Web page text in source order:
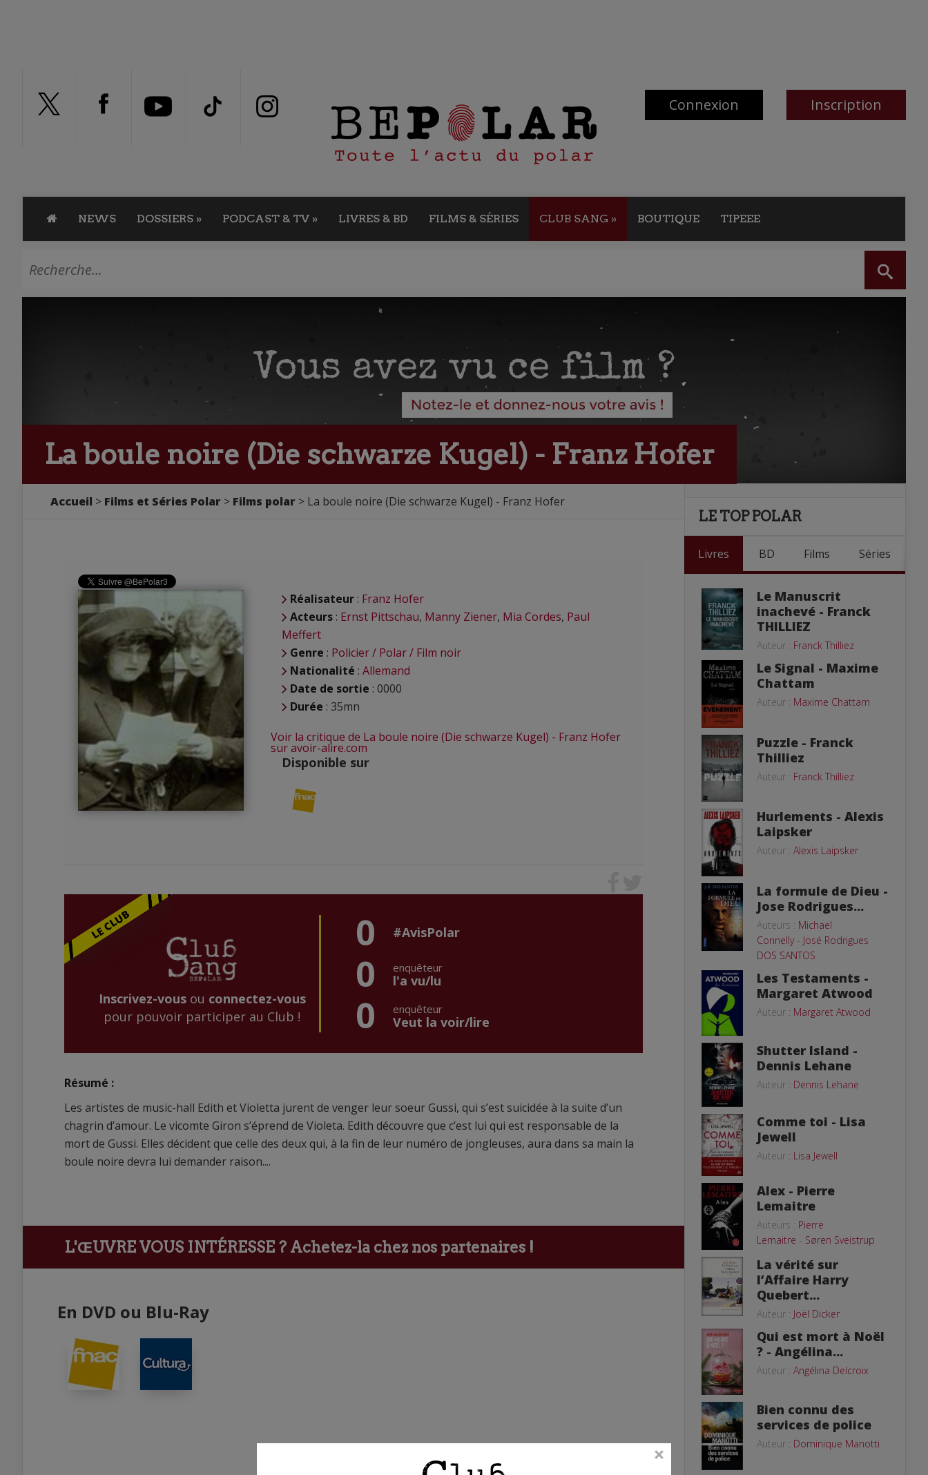
Connexion Inscription
NEWS DOSSIERS » PODCAST & TV » LIVRES & BD FILMS & SÉRIES CLUB SANG » BOUTIQUE TIPEEE
La boule noire (Die schwarze Kugel) - Franz Hofer
Accueil Films et Séries Polar Films polar La boule noire (Die schwarze Kugel) - Franz Hofer
Réalisateur : Franz Hofer
Acteurs : Ernst Pittschau, Manny Ziener, Mia Cordes, Paul
Meffert
Genre : Policier / Polar / Film noir
Nationalité : Allemand
Date de sortie : 0000
Durée : 35mn
Voir la critique de La boule noire (Die schwarze Kugel) - Franz Hofer
sur avoir-alire.com
Disponible sur
Inscrivez-vousou connectez-vous
pour pouvoir participer au Club !
0 #AvisPolar
0 enquêteur
l'a vu/lu
0 enquêteur
Veut la voir/lire
Résumé :
Les artistes de music-hall Edith et Violetta jurent de venger leur soeur Gussi, qui s’est suicidée à la suite d’un
chagrin d’amour. Le vicomte Giron s’éprend de Violeta. Edith découvre que c’est lui qui est responsable de la
mort de Gussi. Elles décident que celle des deux qui, à la fin de leur numéro de jongleuses, aura dans sa main la
boule noire devra lui demander raison....
L'ŒUVRE VOUS INTÉRESSE ? Achetez-la chez nos partenaires !
En DVD ou Blu-Ray
LE TOP POLAR
Livres BD Films Séries
Le Manuscrit
inachevé - Franck
THILLIEZ
Auteur : Franck Thilliez
Le Signal - Maxime
Chattam
Auteur : Maxime Chattam
Puzzle - Franck
Thilliez
Auteur : Franck Thilliez
Hurlements - Alexis
Laipsker
Auteur : Alexis Laipsker
La formule de Dieu -
Jose Rodrigues...
Auteurs : Michael
Connelly- José Rodrigues
DOS SANTOS
Les Testaments -
Margaret Atwood
Auteur : Margaret Atwood
Shutter Island -
Dennis Lehane
Auteur : Dennis Lehane
Comme toi - Lisa
Jewell
Auteur : Lisa Jewell
Alex - Pierre
Lemaitre
Auteurs : Pierre
Lemaitre - Søren Sveistrup
La vérité sur
l’Affaire Harry
Quebert...
Auteur : Joël Dicker
Qui est mort à Noël
? - Angélina...
Auteur : Angélina Delcroix
Bien connu des
services de police
Auteur : Dominique Manotti